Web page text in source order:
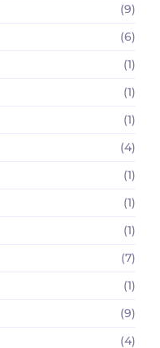
(9)
(6)
(1)
(1)
(1)
(4)
(1)
(1)
(1)
(7)
(1)
(9)
(4)